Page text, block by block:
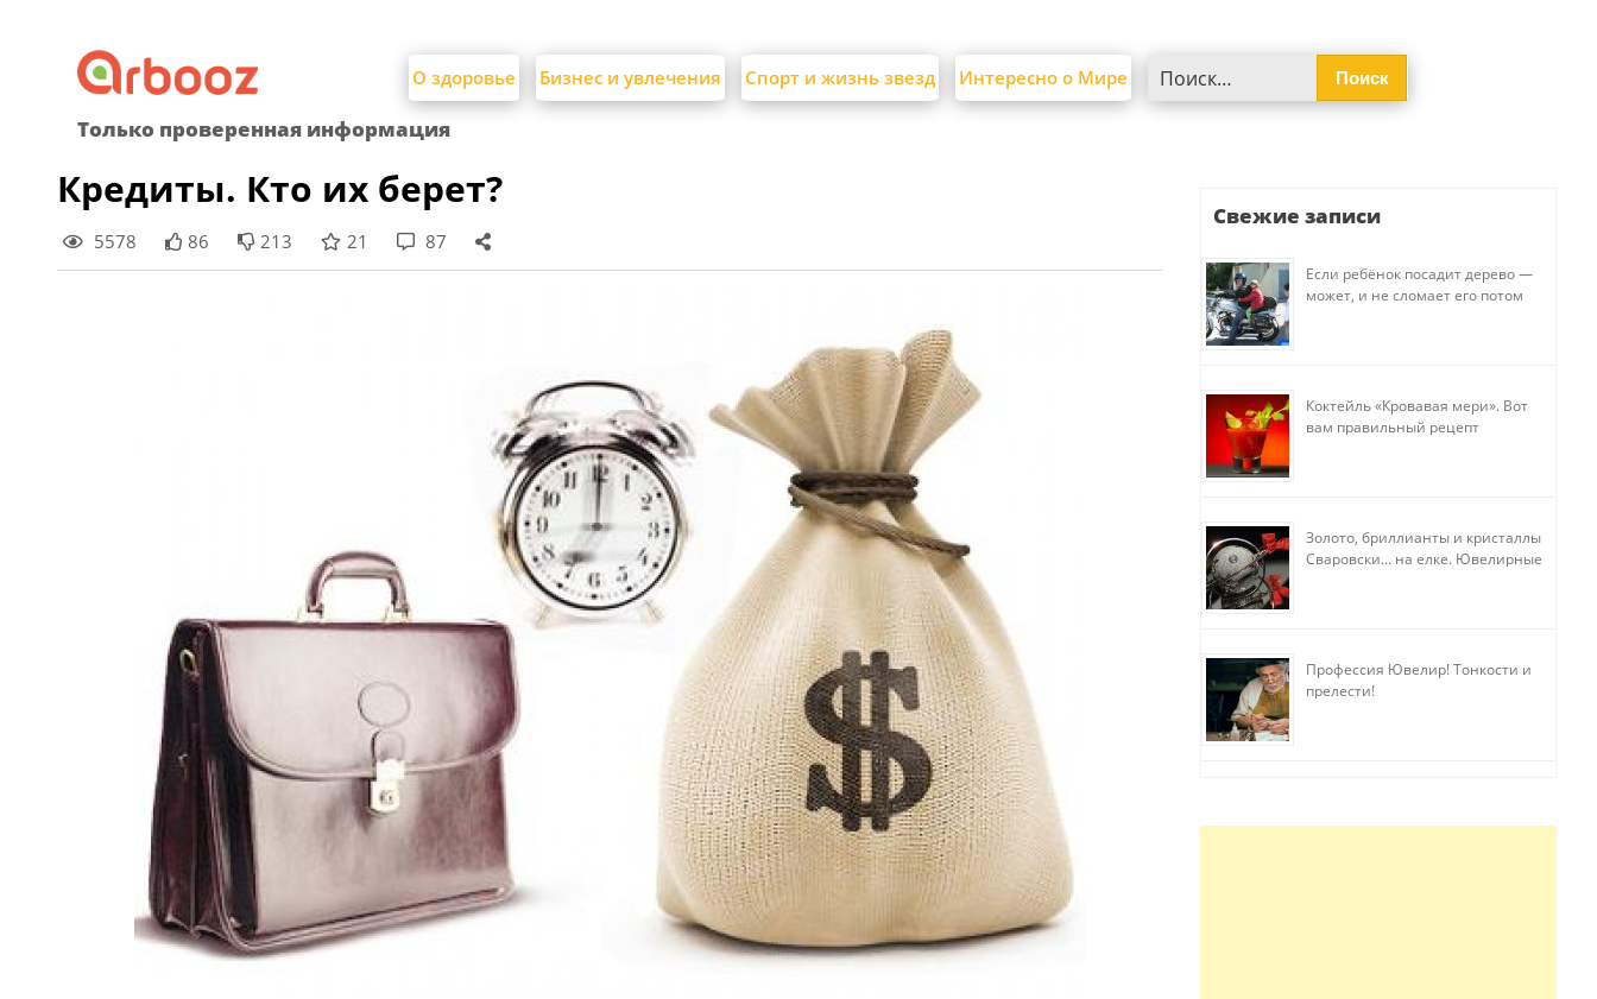
content
О здоровье Бизнес и увлечения Спорт и жизнь звезд Интересно о Мире
Только проверенная информация
Кредиты. Кто их берет?
5578 86 213 21 87
Свежие записи
Если ребёнок посадит дерево —
может, и не сломает его потом
Коктейль «Кровавая мери». Вот
вам правильный рецепт
Золото, бриллианты и кристаллы
Сваровски… на елке. Ювелирные
Профессия Ювелир! Тонкости и
прелести!